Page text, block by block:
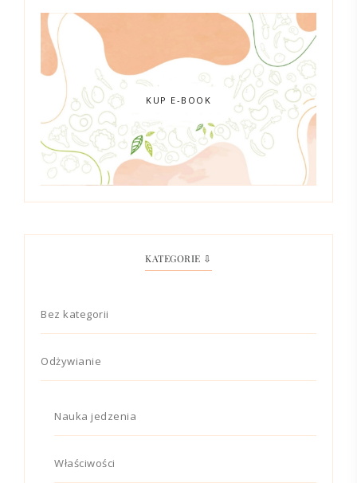
KUP E-BOOK
KATEGORIE ⇩
Bez kategorii
Odżywianie
Nauka jedzenia
Właściwości